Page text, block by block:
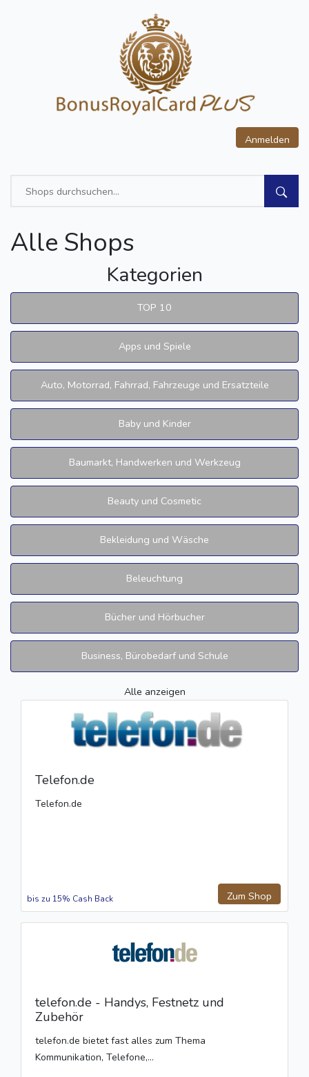
Anmelden
Alle Shops
Kategorien
TOP 10
Apps und Spiele
Auto, Motorrad, Fahrrad, Fahrzeuge und Ersatzteile
Baby und Kinder
Baumarkt, Handwerken und Werkzeug
Beauty und Cosmetic
Bekleidung und Wäsche
Beleuchtung
Bücher und Hörbucher
Business, Bürobedarf und Schule
Alle anzeigen
Telefon.de
Telefon.de
Zum Shop
bis zu 15% Cash Back
telefon.de - Handys, Festnetz und
Zubehör
telefon.de bietet fast alles zum Thema
Kommunikation, Telefone,...